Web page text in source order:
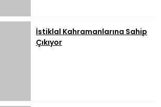
İstiklal Kahramanlarına Sahip
Çıkıyor